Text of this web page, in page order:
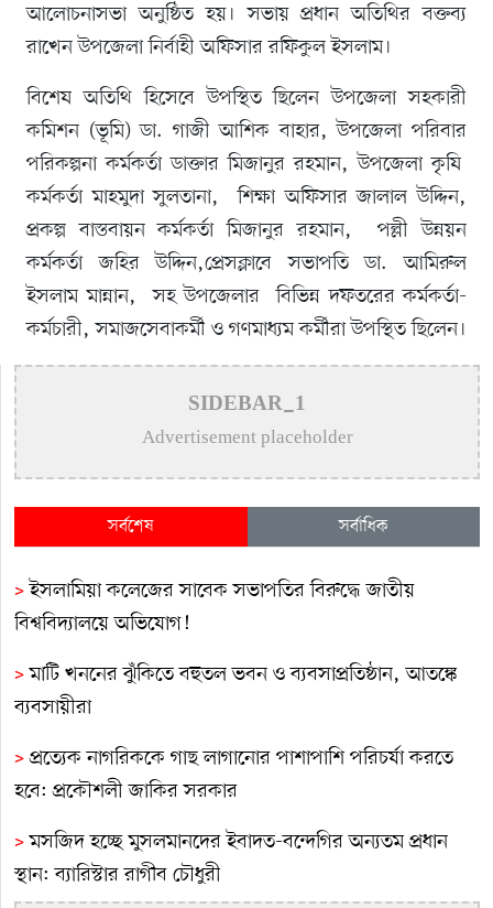
আলোচনাসভা অনুষ্ঠিত হয়। সভায় প্রধান অতিথির বক্তব্য
রাখেন উপজেলা নির্বাহী অফিসার রফিকুল ইসলাম।
বিশেষ অতিথি হিসেবে উপস্থিত ছিলেন উপজেলা সহকারী
কমিশন (ভূমি) ডা. গাজী আশিক বাহার, উপজেলা পরিবার
পরিকল্পনা কর্মকর্তা ডাক্তার মিজানুর রহমান, উপজেলা কৃষি
কর্মকর্তা মাহমুদা সুলতানা, শিক্ষা অফিসার জালাল উদ্দিন,
প্রকল্প বাস্তবায়ন কর্মকর্তা মিজানুর রহমান, পল্লী উন্নয়ন
কর্মকর্তা জহির উদ্দিন,প্রেসক্লাবে সভাপতি ডা. আমিরুল
ইসলাম মান্নান, সহ উপজেলার বিভিন্ন দফতরের কর্মকর্তা-
কর্মচারী, সমাজসেবাকর্মী ও গণমাধ্যম কর্মীরা উপস্থিত ছিলেন।
SIDEBAR_1
Advertisement placeholder
সর্বশেষ সর্বাধিক
>ইসলামিয়া কলেজের সাবেক সভাপতির বিরুদ্ধে জাতীয়
বিশ্ববিদ্যালয়ে অভিযোগ!
>মাটি খননের ঝুঁকিতে বহুতল ভবন ও ব্যবসাপ্রতিষ্ঠান, আতঙ্কে
ব্যবসায়ীরা
>প্রত্যেক নাগরিককে গাছ লাগানোর পাশাপাশি পরিচর্যা করতে
হবে: প্রকৌশলী জাকির সরকার
>মসজিদ হচ্ছে মুসলমানদের ইবাদত-বন্দেগির অন্যতম প্রধান
স্থান: ব্যারিস্টার রাগীব চৌধুরী